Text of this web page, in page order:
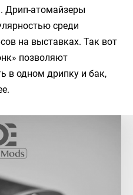
Дрип-атомайзеры
среди
на выставках. Так вот
позволяют
в одном дрипку и бак,